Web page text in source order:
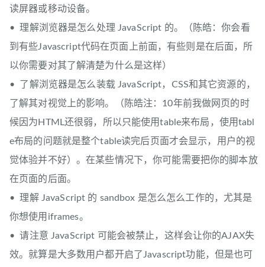
读屏器或移动设备。
• 理解浏览器是怎么处理 JavaScript 的。（陈皓：你会看
到有些Javascript代码在页面上前面，有些则是在后面，所
以你需要对其了解清楚为什么是这样）
• 了解浏览器是怎么装载 JavaScript，CSS和其它资源的，
了解其对视觉上的影响。（陈皓注：10年前我做网页的时
候因为HTML还很弱，所以只能使用table来布局，使用tabl
e布局的问题就是整个table读完后页面才会显示，用户的视
觉体验并不好）。在某些情况下，你可能需要把你的脚本放
在页面的后面。
• 理解 JavaScript 的 sandbox 是怎么怎么工作的，尤其是
你想使用iframes。
• 请注意 JavaScript 可能会被禁止，这样会让你的AJAX失
效。就算是大多数用户都开启了Javascript功能，但是也可